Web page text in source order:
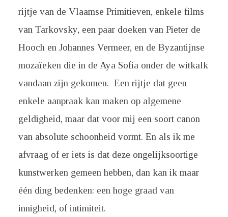
rijtje van de Vlaamse Primitieven, enkele films
van Tarkovsky, een paar doeken van Pieter de
Hooch en Johannes Vermeer, en de Byzantijnse
mozaïeken die in de Aya Sofia onder de witkalk
vandaan zijn gekomen. Een rijtje dat geen
enkele aanpraak kan maken op algemene
geldigheid, maar dat voor mij een soort canon
van absolute schoonheid vormt. En als ik me
afvraag of er iets is dat deze ongelijksoortige
kunstwerken gemeen hebben, dan kan ik maar
één ding bedenken: een hoge graad van
innigheid, of intimiteit.